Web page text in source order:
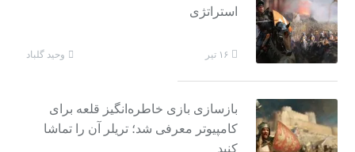
استراتژی
۱۶ تیر وحید گلباد
بازسازی بازی خاطره‌انگیز قلعه برای
کامپیوتر معرفی شد؛ تریلر آن را تماشا
کنید